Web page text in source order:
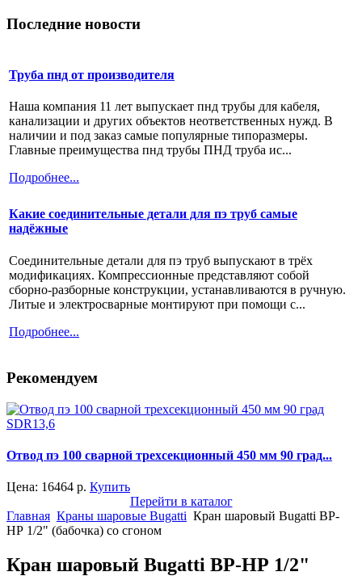
Последние новости
Труба пнд от производителя
Наша компания 11 лет выпускает пнд трубы для кабеля,
канализации и других объектов неответственных нужд. В
наличии и под заказ самые популярные типоразмеры.
Главные преимущества пнд трубы ПНД труба ис...
Подробнее...
Какие соединительные детали для пэ труб самые
надёжные
Соединительные детали для пэ труб выпускают в трёх
модификациях. Компрессионные представляют собой
сборно-разборные конструкции, устанавливаются в ручную.
Литые и электросварные монтируют при помощи с...
Подробнее...
Рекомендуем
Отвод пэ 100 сварной трехсекционный 450 мм 90 град...
Цена: 16464 р. Купить
Перейти в каталог
Главная Краны шаровые Bugatti Кран шаровый Bugatti ВР-
НР 1/2" (бабочка) со сгоном
Кран шаровый Bugatti ВР-НР 1/2"